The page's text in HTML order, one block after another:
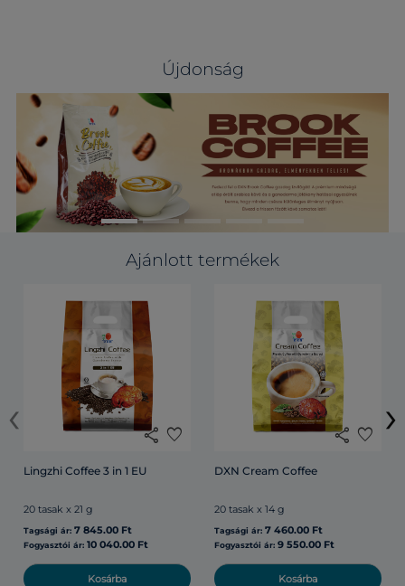
Újdonság
Ajánlott termékek
share favorite
Lingzhi Coffee 3 in 1 EU
20 tasak x 21 g
Tagsági ár: 7 845.00 Ft
Fogyasztói ár: 10 040.00 Ft
Kosárba
share favorite
DXN Cream Coffee
20 tasak x 14 g
Tagsági ár:7 460.00 Ft
Fogyasztói ár:9 550.00 Ft
Kosárba
‹ ›